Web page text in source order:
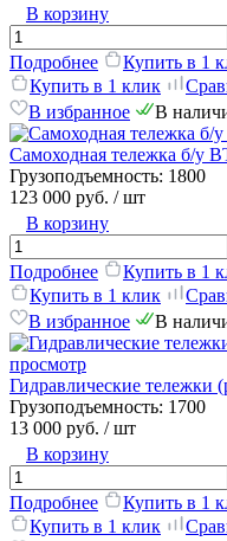
В корзину
Подробнее
Купить в 1
Купить в 1 клик
В избранное
В
Самоходная тележка б/у
Грузоподъемность: 1800
123 000 руб. / шт
В корзину
Подробнее
Купить в 1
Купить в 1 клик
В избранное
В
просмотр
Гидравлические тележки
Грузоподъемность: 1700
13 000 руб. / шт
В корзину
Подробнее
Купить в 1
Купить в 1 клик